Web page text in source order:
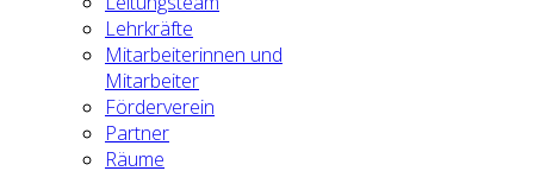
Lehrkräfte
Mitarbeiterinnen und
Mitarbeiter
Förderverein
Partner
Räume